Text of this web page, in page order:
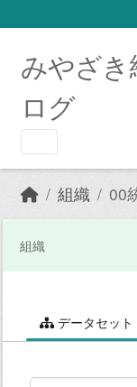
みやざき
ログ
組織 00
組織
データセット